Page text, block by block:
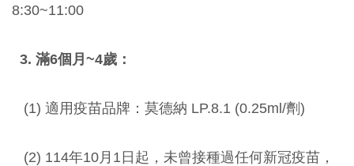
8:30~11:00
3. 滿6個月~4歲：
(1) 適用疫苗品牌：莫德納 LP.8.1 (0.25ml/劑)
(2) 114年10月1日起，未曾接種過任何新冠疫苗，